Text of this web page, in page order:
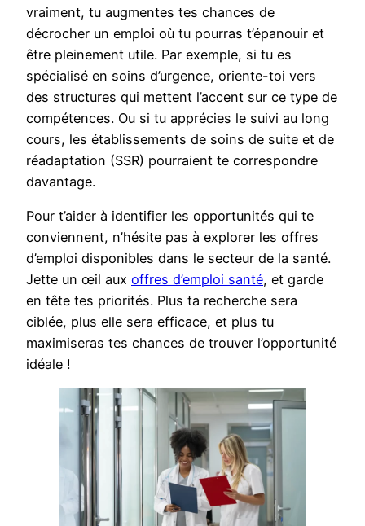
vraiment, tu augmentes tes chances de
décrocher un emploi où tu pourras t’épanouir et
être pleinement utile. Par exemple, si tu es
spécialisé en soins d’urgence, oriente-toi vers
des structures qui mettent l’accent sur ce type de
compétences. Ou si tu apprécies le suivi au long
cours, les établissements de soins de suite et de
réadaptation (SSR) pourraient te correspondre
davantage.
Pour t’aider à identifier les opportunités qui te
conviennent, n’hésite pas à explorer les offres
d’emploi disponibles dans le secteur de la santé.
Jette un œil aux offres d’emploi santé, et garde
en tête tes priorités. Plus ta recherche sera
ciblée, plus elle sera efficace, et plus tu
maximiseras tes chances de trouver l’opportunité
idéale !